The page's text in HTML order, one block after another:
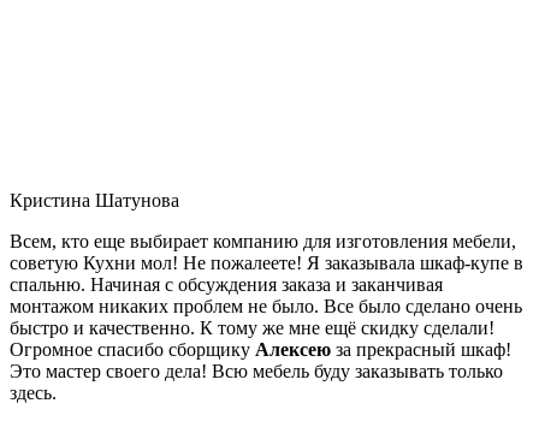
Кристина Шатунова
Всем, кто еще выбирает компанию для изготовления мебели,
советую Кухни мол! Не пожалеете! Я заказывала шкаф-купе в
спальню. Начиная с обсуждения заказа и заканчивая
монтажом никаких проблем не было. Все было сделано очень
быстро и качественно. К тому же мне ещё скидку сделали!
Огромное спасибо сборщику Алексею за прекрасный шкаф!
Это мастер своего дела! Всю мебель буду заказывать только
здесь.